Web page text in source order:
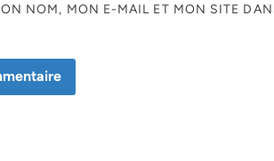
NOM, MON E-MAIL ET MON SITE